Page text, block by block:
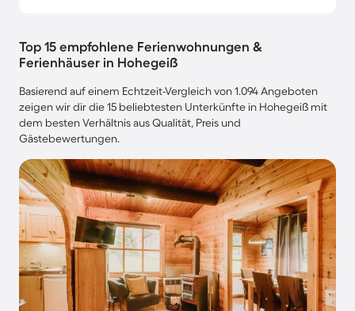
Top 15 empfohlene Ferienwohnungen &
Ferienhäuser in Hohegeiß
Basierend auf einem Echtzeit-Vergleich von 1.094 Angeboten
zeigen wir dir die 15 beliebtesten Unterkünfte in Hohegeiß mit
dem besten Verhältnis aus Qualität, Preis und
Gästebewertungen.